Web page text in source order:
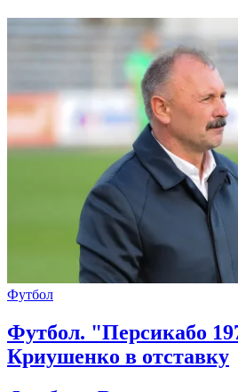
Футбол
Футбол. "Персикабо
Криушенко в отставку